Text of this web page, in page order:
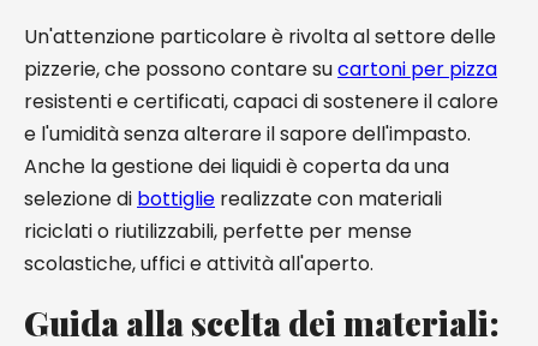
Un'attenzione particolare è rivolta al settore delle
pizzerie, che possono contare sucartoni per pizza
resistenti e certificati, capaci di sostenere il calore
e l'umidità senza alterare il sapore dell'impasto.
Anche la gestione dei liquidi è coperta da una
selezione di bottiglie realizzate con materiali
riciclati o riutilizzabili, perfette per mense
scolastiche, uffici e attività all'aperto.
Guida alla scelta dei materiali: